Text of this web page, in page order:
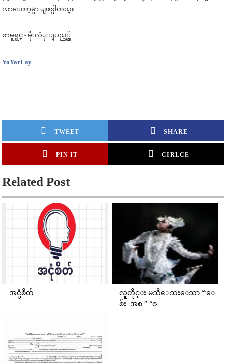
လာေတာ့မွာ ျဖစ္ပါတယ္။
စာမူရွင္ - မိုးလံုးျပည့္လွ်ံ
YoYarLay
TWEET SHARE
PIN IT CIRLCE
Related Post
အငုံ့စိတ်
လူတိုင္း မသိေသးေသာ “ေ
စ်း..အစ ” “ဇ...